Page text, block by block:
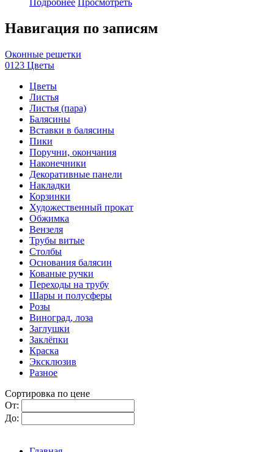
Подробнее Просмотреть
Навигация по записям
Оконные решетки
0123 Цветы
Цветы
Листья
Листья (пара)
Балясины
Вставки в балясины
Пики
Поручни, окончания
Наконечники
Декоративные панели
Накладки
Корзинки
Художественный прокат
Обжимка
Вензеля
Трубы витые
Столбы
Основания балясин
Кованые ручки
Переходы на трубу
Шары и полусферы
Розы
Виноград, лоза
Заглушки
Заклёпки
Краска
Эксклюзив
Разное
Сортировка по цене
От:
До: